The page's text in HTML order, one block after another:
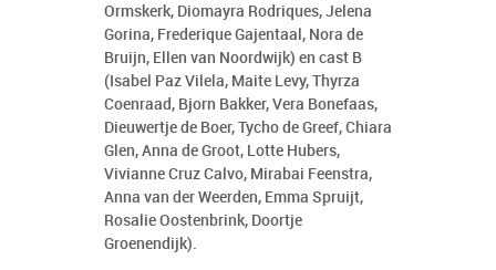
Ormskerk, Diomayra Rodriques, Jelena
Gorina, Frederique Gajentaal, Nora de
Bruijn, Ellen van Noordwijk) en cast B
(Isabel Paz Vilela, Maite Levy, Thyrza
Coenraad, Bjorn Bakker, Vera Bonefaas,
Dieuwertje de Boer, Tycho de Greef, Chiara
Glen, Anna de Groot, Lotte Hubers,
Vivianne Cruz Calvo, Mirabai Feenstra,
Anna van der Weerden, Emma Spruijt,
Rosalie Oostenbrink, Doortje
Groenendijk).